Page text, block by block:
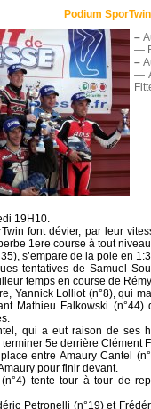
Podium
–
—
–
—
19H10.
font dévier, par leur
1ere course à tout
s’empare de la pole en
tentatives de Samuel
temps en course de
Yannick Lolliot (n°8), qui
Mathieu Falkowski (n°44)
qui a eut raison de ses
5e derrière Clément
entre Amaury Cantel
pour finir devant.
tente tour à tour de
Petronelli (n°19) et